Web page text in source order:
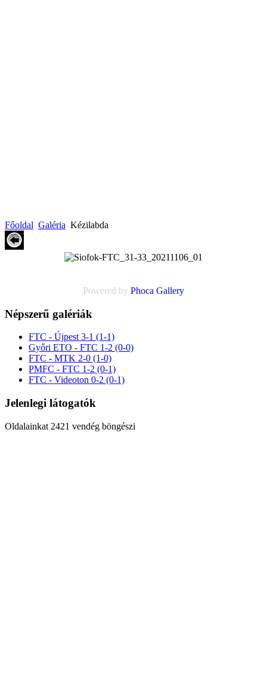
Főoldal Galéria Kézilabda
Powered by Phoca Gallery
Népszerű galériák
FTC - Újpest 3-1 (1-1)
Győri ETO - FTC 1-2 (0-0)
FTC - MTK 2-0 (1-0)
PMFC - FTC 1-2 (0-1)
FTC - Videoton 0-2 (0-1)
Jelenlegi látogatók
Oldalainkat 2421 vendég böngészi